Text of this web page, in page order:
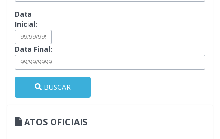
Data
Inicial:
Data Final:
BUSCAR
ATOS OFICIAIS